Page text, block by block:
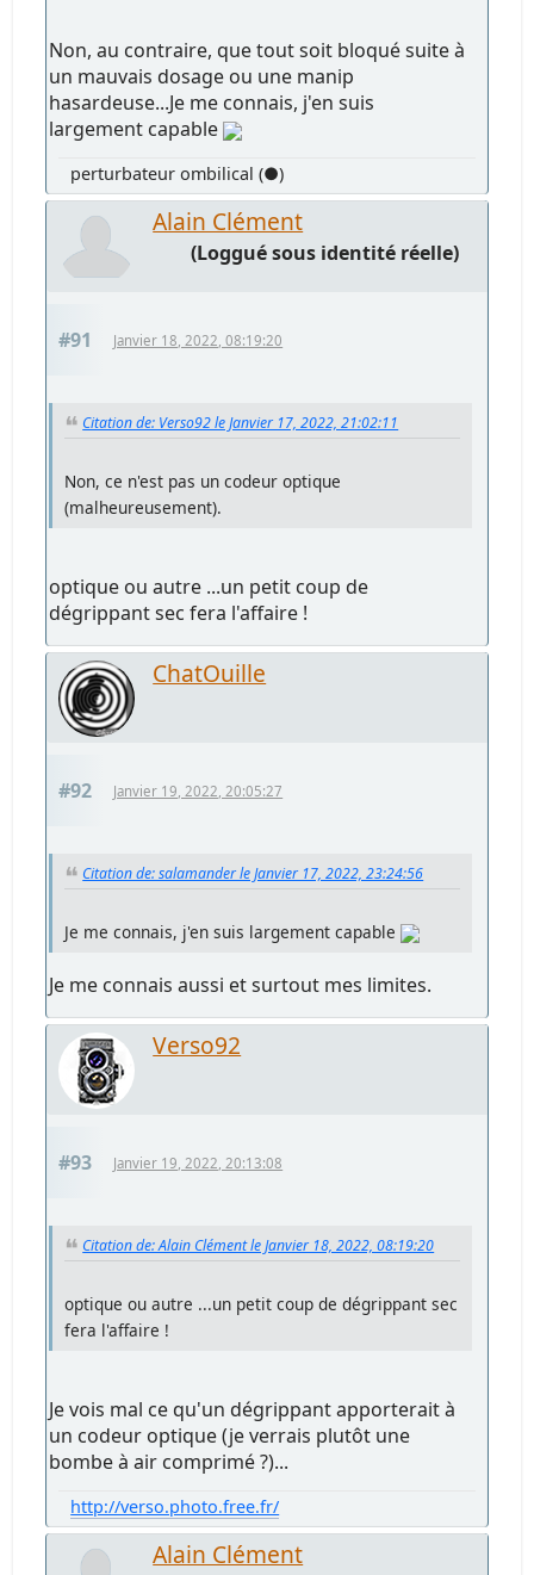
Non, au contraire, que tout soit bloqué suite à
un mauvais dosage ou une manip
hasardeuse...Je me connais, j'en suis
largement capable
perturbateur ombilical (●)
Alain Clément
(Loggué sous identité réelle)
#91 Janvier 18, 2022, 08:19:20
Citation de: Verso92 le Janvier 17, 2022, 21:02:11
Non, ce n'est pas un codeur optique
(malheureusement).
optique ou autre ...un petit coup de
dégrippant sec fera l'affaire !
ChatOuille
#92 Janvier 19, 2022, 20:05:27
Citation de: salamander le Janvier 17, 2022, 23:24:56
Je me connais, j'en suis largement capable
Je me connais aussi et surtout mes limites.
Verso92
#93 Janvier 19, 2022, 20:13:08
Citation de: Alain Clément le Janvier 18, 2022, 08:19:20
optique ou autre ...un petit coup de dégrippant sec
fera l'affaire !
Je vois mal ce qu'un dégrippant apporterait à
un codeur optique (je verrais plutôt une
bombe à air comprimé ?)...
http://verso.photo.free.fr/
Alain Clément